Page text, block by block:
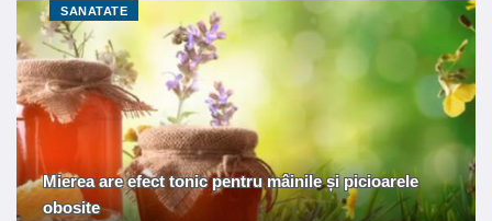
SANATATE
Mierea are efect tonic pentru mâinile și picioarele
obosite